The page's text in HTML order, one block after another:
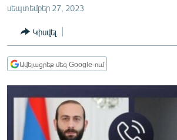
ՀԱՍԱՐԱԿՈՒԹՅՈՒՆ
ՏՆՏԵՍՈՒԹՅՈՒՆ
ՂԱՐԱԲԱՂ
ՊԱՏԵՐԱԶՄԻ 6 ՇԱԲԱԹՆԵՐԸ
ՏԱՐԱԾԱՇՐՋԱՆ
սեպտեմբեր 27, 2023
Կիսվել
Ավելացրեք մեզ Google-ում